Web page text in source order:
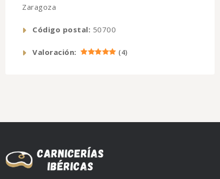
Zaragoza
Código postal: 50700
Valoración: (4)